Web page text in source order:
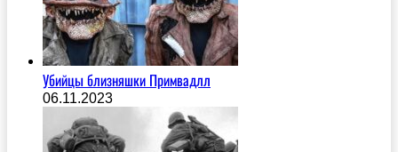
Убийцы близняшки Примвадлл
06.11.2023